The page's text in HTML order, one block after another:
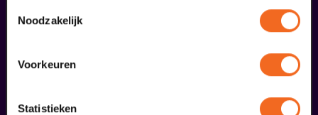
Noodzakelijk
Voorkeuren
Statistieken
Venlose Revue